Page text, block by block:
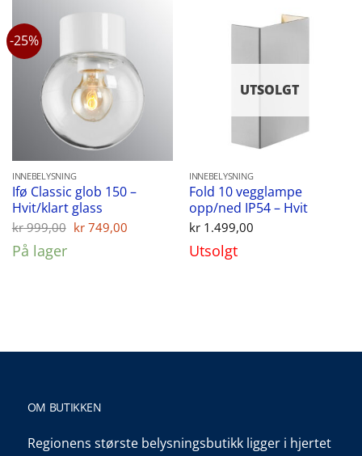
-25%
INNEBELYSNING
Ifø Classic glob 150 –
Hvit/klart glass
kr999,00 Opprinnelig
kr 749,00 Nåværende
På lager
UTSOLGT
INNEBELYSNING
Fold 10 vegglampe
opp/ned IP54 – Hvit
kr1.499,00
Utsolgt
OM BUTIKKEN
Regionens største belysningsbutikk ligger i hjertet